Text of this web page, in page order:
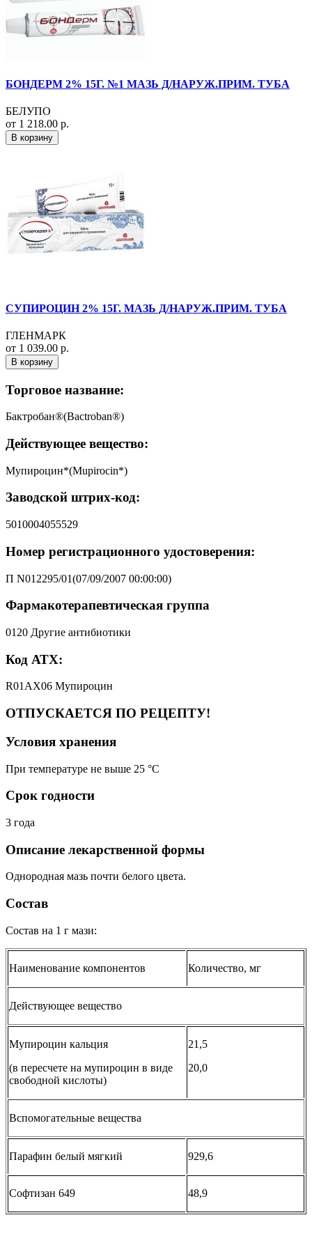
БОНДЕРМ 2% 15Г. №1 МАЗЬ Д/НАРУЖ.ПРИМ. ТУБА
БЕЛУПО
от 1 218.00 р.
В корзину
СУПИРОЦИН 2% 15Г. МАЗЬ Д/НАРУЖ.ПРИМ. ТУБА
ГЛЕНМАРК
от 1 039.00 р.
В корзину
Торговое название:
Бактробан®(Bactroban®)
Действующее вещество:
Мупироцин*(Mupirocin*)
Заводской штрих-код:
5010004055529
Номер регистрационного удостоверения:
П N012295/01(07/09/2007 00:00:00)
Фармакотерапевтическая группа
0120 Другие антибиотики
Код АТХ:
R01AX06 Мупироцин
ОТПУСКАЕТСЯ ПО РЕЦЕПТУ!
Условия хранения
При температуре не выше 25 °C
Срок годности
3 года
Описание лекарственной формы
Однородная мазь почти белого цвета.
Состав
Состав на 1 г мази:
Наименование компонентов Количество, мг
Действующее вещество
Мупироцин кальция
(в пересчете на мупироцин в виде
свободной кислоты)
21,5
20,0
Вспомогательные вещества
Парафин белый мягкий 929,6
Софтизан 649 48,9